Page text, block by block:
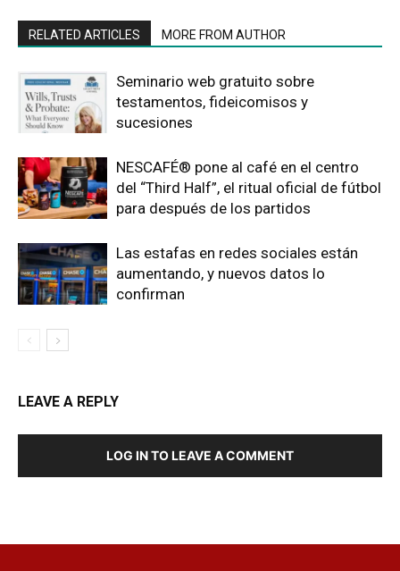
RELATED ARTICLES MORE FROM AUTHOR
Seminario web gratuito sobre
testamentos, fideicomisos y
sucesiones
NESCAFÉ® pone al café en el centro
del “Third Half”, el ritual oficial de fútbol
para después de los partidos
Las estafas en redes sociales están
aumentando, y nuevos datos lo
confirman
LEAVE A REPLY
LOG IN TO LEAVE A COMMENT